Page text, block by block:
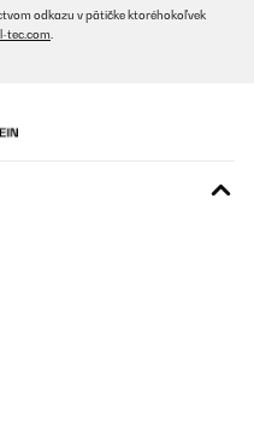
odkazu v pätičke ktoréhokoľvek
tec.com.